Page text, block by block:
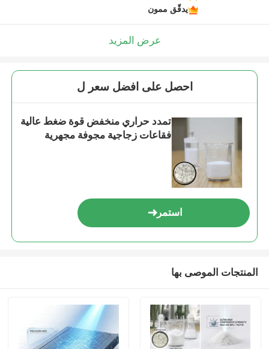
يدقّق ممون
عرض المزيد
احصل على افضل سعر ل
تمدد حراري منخفض قوة ضغط عالية
فقاعات زجاجية مجوفة مجهرية
استمر
المنتجات الموصى بها